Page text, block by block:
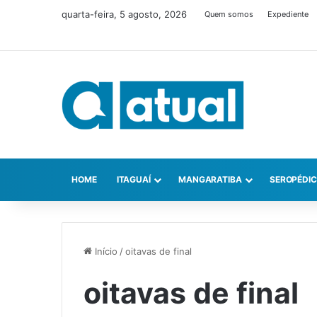
quarta-feira, 5 agosto, 2026 Quem somos Expediente
HOME ITAGUAÍ MANGARATIBA
Início /oitavas de final
oitavas de final